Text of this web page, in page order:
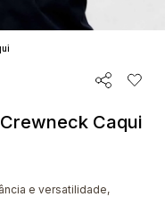
Caqui
e versatilidade,